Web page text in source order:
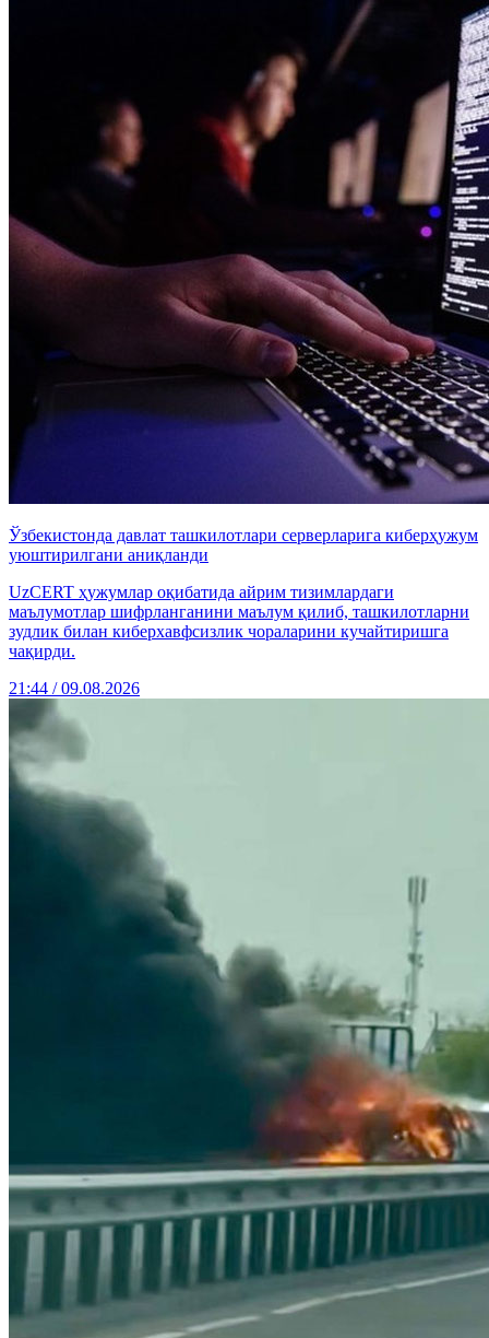
Ўзбекистонда давлат ташкилотлари серверларига киберҳужум
уюштирилгани аниқланди
UzCERT ҳужумлар оқибатида айрим тизимлардаги
маълумотлар шифрланганини маълум қилиб, ташкилотларни
зудлик билан киберхавфсизлик чораларини кучайтиришга
чақирди.
21:44 / 09.08.2026